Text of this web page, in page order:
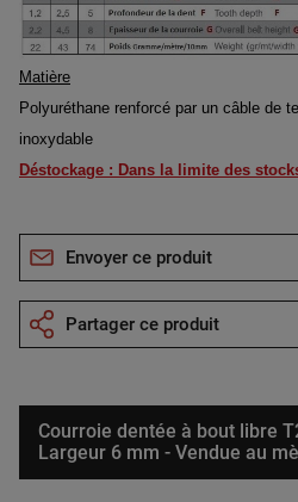
Matière
Polyuréthane renforcé par un câble de
inoxydable
Déstockage : Dans la limite des
Envoyer ce produit
Partager ce produit
Courroie dentée à bout libre
Largeur 6 mm - Vendue au